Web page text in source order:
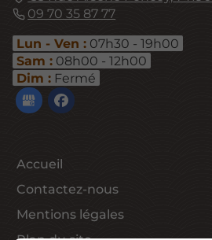
09 70 35 87 77
Lun - Ven : 07h30 - 19h00
Sam : 08h00 - 12h00
Dim : Fermé
Accueil
Contactez-nous
Mentions légales